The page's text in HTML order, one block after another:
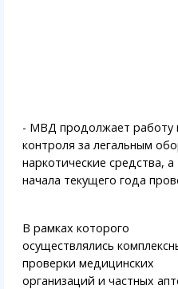
- МВД продолжает работу
контроля за легальным
наркотические средства,
начала текущего года
В рамках которого
осуществлялись
проверки медицинских
организаций и частных